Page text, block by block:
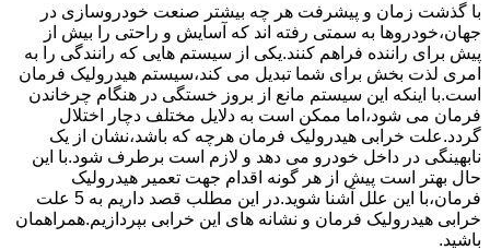
با گذشت زمان و پیشرفت هر چه بیشتر صنعت خودروسازی در
جهان،خودروها به سمتی رفته اند که آسایش و راحتی را بیش از
پیش برای راننده فراهم کنند.یکی از سیستم هایی که رانندگی را به
امری لذت بخش برای شما تبدیل می کند،سیستم هیدرولیک فرمان
است.با اینکه این سیستم مانع از بروز خستگی در هنگام چرخاندن
فرمان می شود،اما ممکن است به دلایل مختلف دچار اختلال
گردد.علت خرابی هیدرولیک فرمان هرچه که باشد،نشان از یک
نابهینگی در داخل خودرو می دهد و لازم است برطرف شود.با این
حال بهتر است پیش از هر گونه اقدام جهت تعمیر هیدرولیک
فرمان،با این علل آشنا شوید.در این مطلب قصد داریم به 5 علت
خرابی هیدرولیک فرمان و نشانه های این خرابی بپردازیم.همراهمان
باشید.